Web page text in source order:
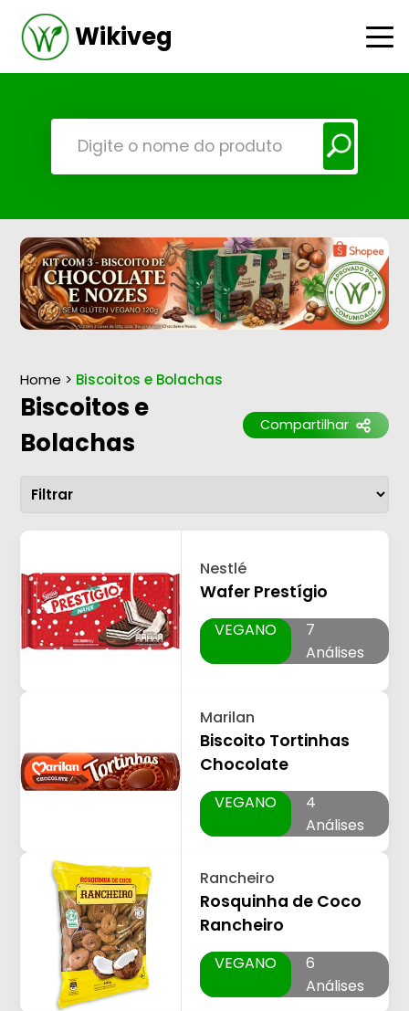
Wikiveg
Home > Biscoitos e Bolachas
Biscoitos e
Bolachas
Compartilhar
Nestlé
Wafer Prestígio
VEGANO
7
Análises
Marilan
Biscoito Tortinhas
Chocolate
VEGANO
4
Análises
Rancheiro
Rosquinha de Coco
Rancheiro
VEGANO
6
Análises